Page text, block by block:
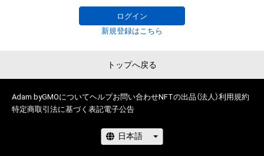
このアイテムに関するお問い合わせ先
aid=ec10d98ab4ea4f40b79b589723049007
aid=ec10d98ab4ea4f40b79b589723049007
▽無料プレゼントお受け取りガイド
adam.jp/guide/howto-airdrop/index.html
※無料プレゼントは上限に達した場合、配布終了いたします。
ログイン
新規登録はこちら
トップへ戻る
Adam byGMOについてヘルプお問い合わせNFTの出品（法人）利用規約
特定商取引法に基づく表記電子公告